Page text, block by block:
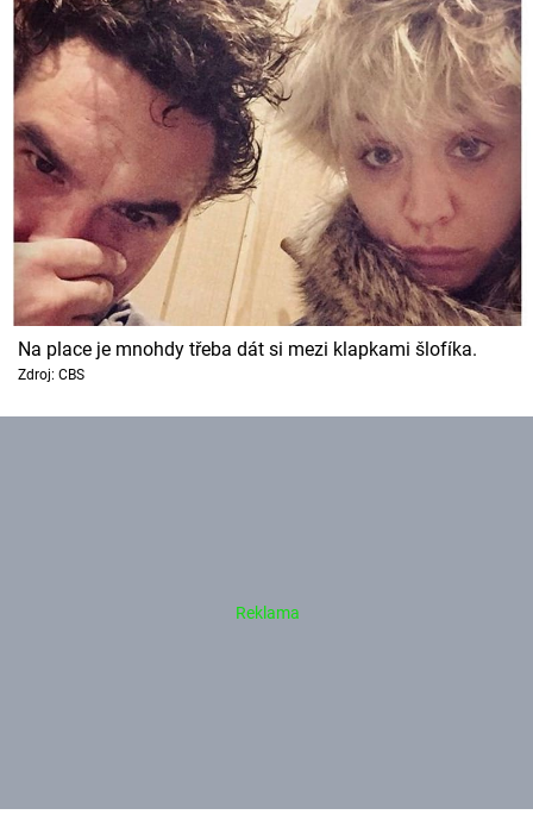
Na place je mnohdy třeba dát si mezi klapkami šlofíka.
Zdroj: CBS